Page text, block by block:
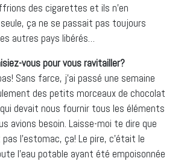
des cigarettes et ils n’en
seule, ça ne se passait pas toujours
autres pays libérés…
vous pour vous ravitailler?
Sans farce, j’ai passé une semaine
des petits morceaux de chocolat
qui devait nous fournir tous les éléments
avions besoin. Laisse-moi te dire que
l’estomac, ça! Le pire, c’était le
l’eau potable ayant été empoisonnée